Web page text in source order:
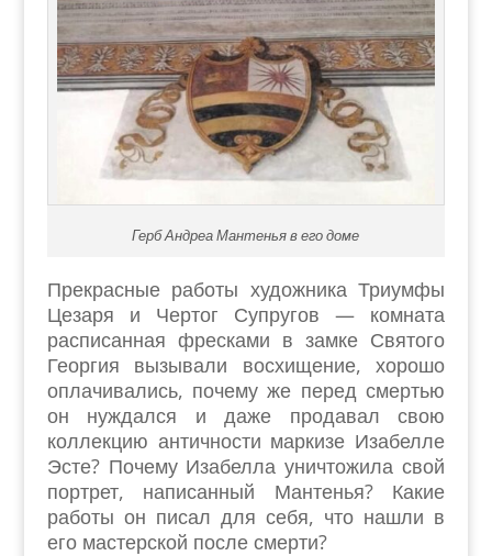
Герб Андреа Мантенья в его доме
Прекрасные работы художника Триумфы
Цезаря и Чертог Супругов — комната
расписанная фресками в замке Святого
Георгия вызывали восхищение, хорошо
оплачивались, почему же перед смертью
он нуждался и даже продавал свою
коллекцию античности маркизе Изабелле
Эсте? Почему Изабелла уничтожила свой
портрет, написанный Мантенья? Какие
работы он писал для себя, что нашли в
его мастерской после смерти?